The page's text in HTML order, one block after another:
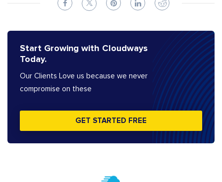
Start Growing with Cloudways
Today.
Our Clients Love us because we never
compromise on these
GET STARTED FREE